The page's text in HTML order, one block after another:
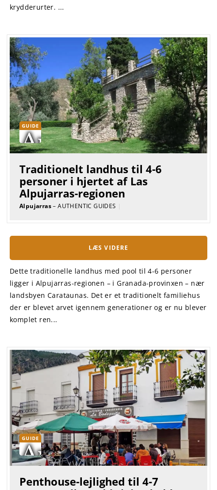
krydderurter. ...
GUIDE
Traditionelt landhus til 4-6
personer i hjertet af Las
Alpujarras-regionen
Alpujarras– AUTHENTIC GUIDES |
LÆS VIDERE
Dette traditionelle landhus med pool til 4-6 personer
ligger i Alpujarras-regionen – i Granada-provinxen – nær
landsbyen Carataunas. Det er et traditionelt familiehus
der er blevet arvet igennem generationer og er nu blever
komplet ren...
GUIDE
Penthouse-lejlighed til 4-7